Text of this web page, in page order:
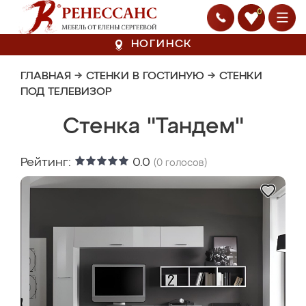
0
НОГИНСК
ГЛАВНАЯ → СТЕНКИ В ГОСТИНУЮ → СТЕНКИ
ПОД ТЕЛЕВИЗОР
Стенка "Тандем"
Рейтинг: 0.0 (0 голосов)